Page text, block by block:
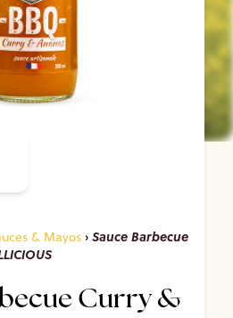
& Mayos › Sauce Barbecue
Curry &